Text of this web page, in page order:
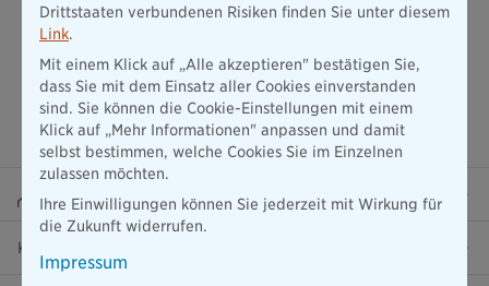
Beraterportal
Karriere
Drittstaaten verbundenen Risiken finden Sie unter diesem
Link.
Mit einem Klick auf „Alle akzeptieren" bestätigen Sie,
dass Sie mit dem Einsatz aller Cookies einverstanden
sind. Sie können die Cookie-Einstellungen mit einem
Klick auf „Mehr Informationen" anpassen und damit
selbst bestimmen, welche Cookies Sie im Einzelnen
zulassen möchten.
Ihre Einwilligungen können Sie jederzeit mit Wirkung für
die Zukunft widerrufen.
Impressum